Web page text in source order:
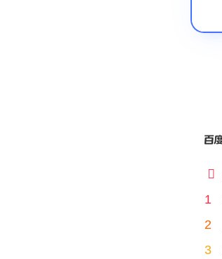

1
2
3